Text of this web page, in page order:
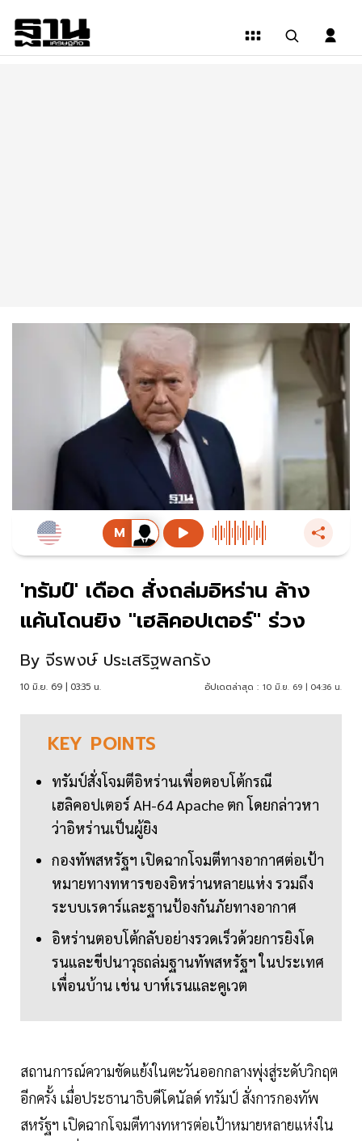
'ทรัมป์' เดือด สั่งถล่มอิหร่าน ล้าง
แค้นโดนยิง "เฮลิคอปเตอร์" ร่วง
By จีรพงษ์ ประเสริฐพลกรัง
10 มิ.ย. 69 | 03:35 น. อัปเดตล่าสุด : 10 มิ.ย. 69 | 04:36 น.
KEY POINTS
ทรัมป์สั่งโจมตีอิหร่านเพื่อตอบโต้กรณี
เฮลิคอปเตอร์ AH-64 Apache ตก โดยกล่าวหา
ว่าอิหร่านเป็นผู้ยิง
กองทัพสหรัฐฯ เปิดฉากโจมตีทางอากาศต่อเป้า
หมายทางทหารของอิหร่านหลายแห่ง รวมถึง
ระบบเรดาร์และฐานป้องกันภัยทางอากาศ
อิหร่านตอบโต้กลับอย่างรวดเร็วด้วยการยิงโด
รนและขีปนาวุธถล่มฐานทัพสหรัฐฯ ในประเทศ
เพื่อนบ้าน เช่น บาห์เรนและคูเวต
สถานการณ์ความขัดแย้งในตะวันออกกลางพุ่งสู่ระดับวิกฤต
อีกครั้ง เมื่อประธานาธิบดีโดนัลด์ ทรัมป์ สั่งการกองทัพ
สหรัฐฯ เปิดฉากโจมตีทางทหารต่อเป้าหมายหลายแห่งใน